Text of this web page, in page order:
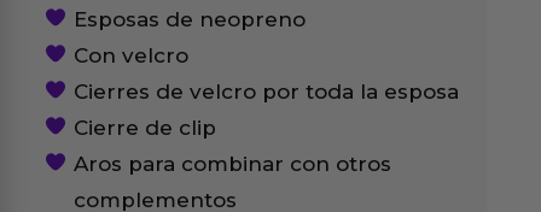
Esposas de neopreno
Con velcro
Cierres de velcro por toda la esposa
Cierre de clip
Aros para combinar con otros
complementos